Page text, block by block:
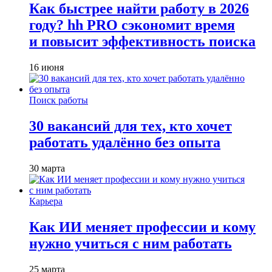
Как быстрее найти работу в 2026
году? hh PRO сэкономит время
и повысит эффективность поиска
16 июня
Поиск работы
30 вакансий для тех, кто хочет
работать удалённо без опыта
30 марта
Карьера
Как ИИ меняет профессии и кому
нужно учиться с ним работать
25 марта